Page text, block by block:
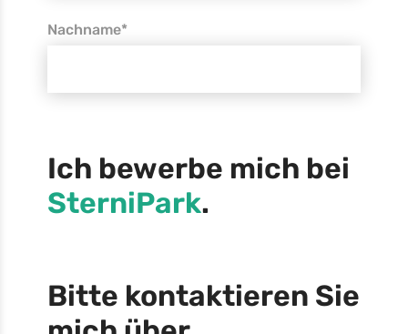
Nachname*
Ich bewerbe mich bei
SterniPark.
Bitte kontaktieren Sie